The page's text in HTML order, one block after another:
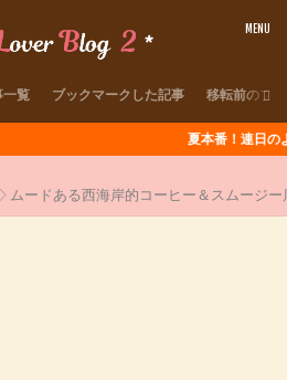
一覧 ブックマークした記事 移転前のブ
夏本番！連日のように猛暑が
ムードある西海岸的コーヒー＆スムージー